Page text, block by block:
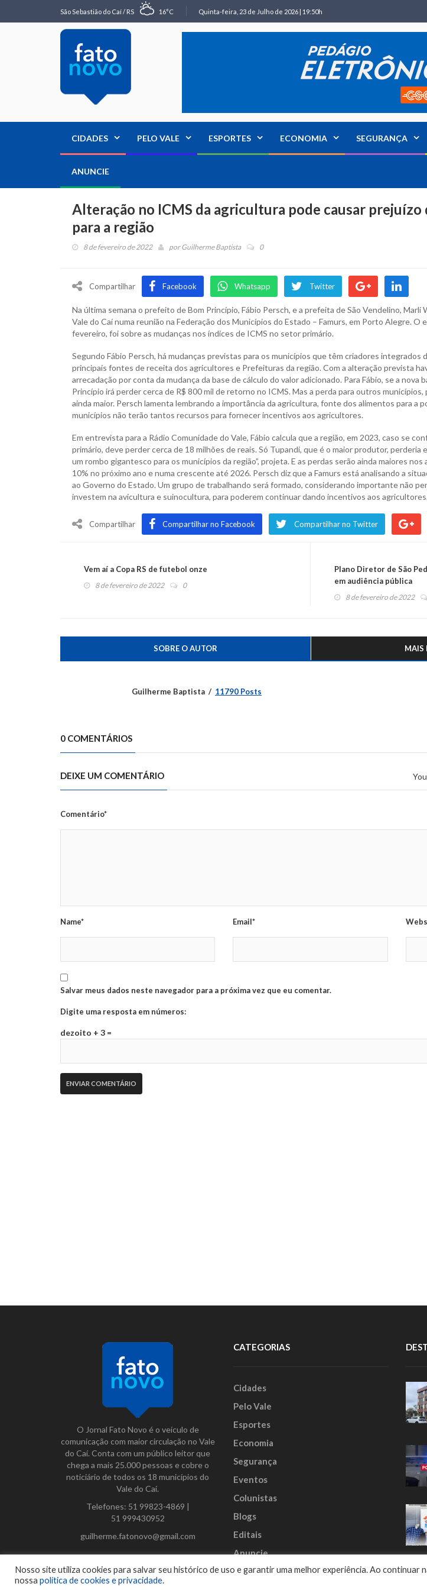
São Sebastião do Caí / RS 16°C Quinta-feira, 23 de Julho de 2026 | 19:50h
CIDADES PELO VALE ESPORTES ECONOMIA SEGURANÇA
ANUNCIE
Alteração no ICMS da agricultura pode causar prejuízo
para a região
8 de fevereiro de 2022 porGuilherme Baptista 0
Compartilhar Facebook Whatsapp Twitter
Na última semana o prefeito de Bom Princípio, Fábio Persch, e a prefeita de São Vendelino, Marlí
Vale do Caí numa reunião na Federação dos Municípios do Estado – Famurs, em Porto Alegre. O
fevereiro, foi sobre as mudanças nos índices de ICMS no setor primário.
Segundo Fábio Persch, há mudanças previstas para os municípios que têm criadores integrados
principais fontes de receita dos agricultores e Prefeituras da região. Com a alteração prevista
arrecadação por conta da mudança da base de cálculo do valor adicionado. Para Fábio, se a nova
Princípio irá perder cerca de R$ 800 mil de retorno no ICMS. Mas a perda para outros
ainda maior. Persch lamenta lembrando a importância da agricultura, fonte dos alimentos para a
municípios não terão tantos recursos para fornecer incentivos aos agricultores.
Em entrevista para a Rádio Comunidade do Vale, Fábio calcula que a região, em 2023, caso se
primário, deve perder cerca de 18 milhões de reais. Só Tupandi, que é o maior produtor, perderia
um rombo gigantesco para os municípios da região”, projeta. E as perdas serão ainda maiores
10% no próximo ano e numa crescente até 2026. Persch diz que a Famurs está analisando a
ao Governo do Estado. Um grupo de trabalhando será formado, considerando importante não
investem na avicultura e suinocultura, para poderem continuar dando incentivos aos agricultores.
Compartilhar Compartilhar no Facebook Compartilhar no Twitter
Vem aí a Copa RS de futebol onze
8 de fevereiro de 2022 0
Plano Diretor de São
em audiência pública
8 de fevereiro de 2022
SOBRE O AUTOR MAIS
Guilherme Baptista 11790 Posts
0 COMENTÁRIOS
DEIXE UM COMENTÁRIO
Comentário*
Name* Email*
Salvar meus dados neste navegador para a próxima vez que eu comentar.
Digite uma resposta em números:
dezoito + 3 =
O Jornal Fato Novo é o veículo de
comunicação com maior circulação no Vale
do Caí. Conta com um público leitor que
chega a mais 25.000 pessoas e cobre o
noticiário de todos os 18 municípios do
Vale do Caí.
Telefones: 51 99823-4869 |
51 999430952
guilherme.fatonovo@gmail.com
Facebook
Instagram
Twitter
CATEGORIAS
Cidades
Pelo Vale
Esportes
Economia
Segurança
Eventos
Colunistas
Blogs
Editais
Anuncie
Nosso site utiliza cookies para salvar seu histórico de uso e garantir uma melhor experiência. Ao continuar
nossa política de cookies e privacidade.